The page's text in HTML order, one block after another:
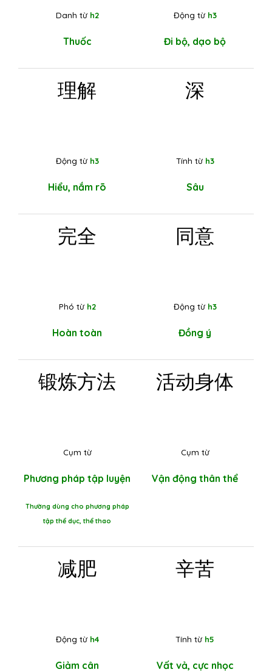
Danh từ h2
Thuốc
Động từ h3
Đi bộ, dạo bộ
理解
Động từ h3
Hiểu, nắm rõ
深
Tính từ h3
Sâu
完全
Phó từ h2
Hoàn toàn
同意
Động từ h3
Đồng ý
锻炼方法
Cụm từ
Phương pháp tập luyện
Thường dùng cho phương pháp
tập thể dục, thể thao
活动身体
Cụm từ
Vận động thân thể
减肥
Động từ h4
Giảm cân
辛苦
Tính từ h5
Vất vả, cực nhọc